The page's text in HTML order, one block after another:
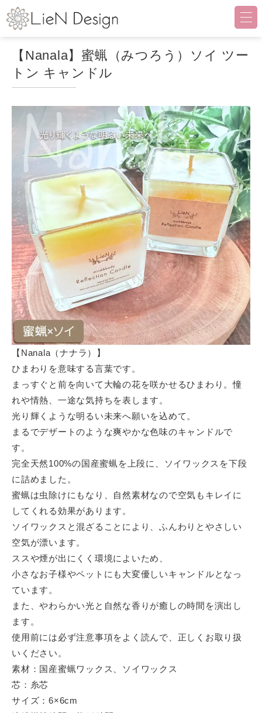
LieN Design（リアンデザイン
【Nanala】蜜蝋（みつろう）ソイ ツー
トン キャンドル
【Nanala（ナナラ）】
ひまわりを意味する言葉です。
まっすぐと前を向いて大輪の花を咲かせるひまわり。憧
れや情熱、一途な気持ちを表します。
光り輝くような明るい未来へ願いを込めて。
まるでデザートのような爽やかな色味のキャンドルで
す。
完全天然100%の国産蜜蝋を上段に、ソイワックスを下段
に詰めました。
蜜蝋は虫除けにもなり、自然素材なので空気もキレイに
してくれる効果があります。
ソイワックスと混ざることにより、ふんわりとやさしい
空気が漂います。
ススや煙が出にくく環境によいため、
小さなお子様やペットにも大変優しいキャンドルとなっ
ています。
また、やわらかい光と自然な香りが癒しの時間を演出し
ます。
使用前には必ず注意事項をよく読んで、正しくお取り扱
いください。
素材：国産蜜蝋ワックス、ソイワックス
芯：糸芯
サイズ：6×6cm